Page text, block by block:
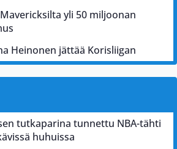
yli 50 miljoonan
Heinonen jättää Korisliigan
tutkaparina tunnettu NBA-tähti
huhuissa